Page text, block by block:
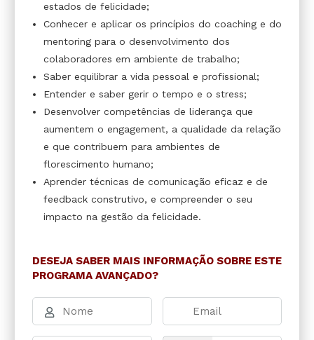
estados de felicidade;
Conhecer e aplicar os princípios do coaching e do
mentoring para o desenvolvimento dos
colaboradores em ambiente de trabalho;
Saber equilibrar a vida pessoal e profissional;
Entender e saber gerir o tempo e o stress;
Desenvolver competências de liderança que
aumentem o engagement, a qualidade da relação
e que contribuem para ambientes de
florescimento humano;
Aprender técnicas de comunicação eficaz e de
feedback construtivo, e compreender o seu
impacto na gestão da felicidade.
DESEJA SABER MAIS INFORMAÇÃO SOBRE ESTE
PROGRAMA AVANÇADO?